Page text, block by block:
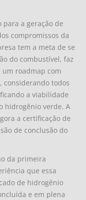
a geração de
compromissos da
tem a meta de se
do combustível, faz
roadmap com
considerando todos
a viabilidade
hidrogênio verde. A
a certificação de
de conclusão do
da primeira
que essa
de hidrogênio
e em plena